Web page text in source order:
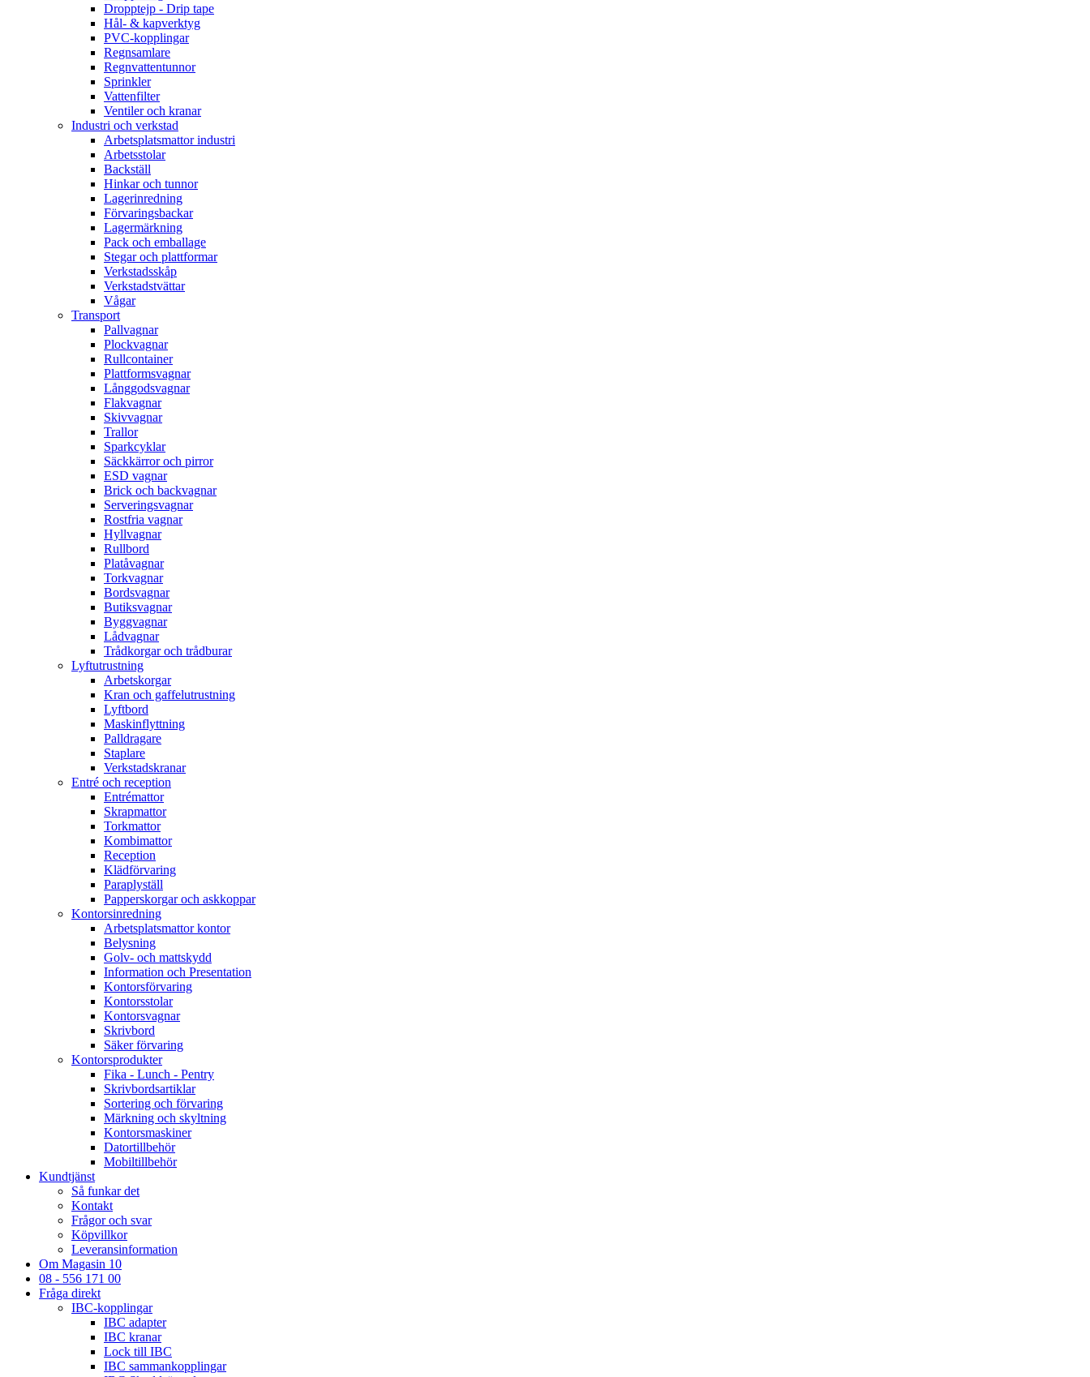
Dropptejp - Drip tape
Hål- & kapverktyg
PVC-kopplingar
Regnsamlare
Regnvattentunnor
Sprinkler
Vattenfilter
Ventiler och kranar
Industri och verkstad
Arbetsplatsmattor industri
Arbetsstolar
Backställ
Hinkar och tunnor
Lagerinredning
Förvaringsbackar
Lagermärkning
Pack och emballage
Stegar och plattformar
Verkstadsskåp
Verkstadstvättar
Vågar
Transport
Pallvagnar
Plockvagnar
Rullcontainer
Plattformsvagnar
Långgodsvagnar
Flakvagnar
Skivvagnar
Trallor
Sparkcyklar
Säckkärror och pirror
ESD vagnar
Brick och backvagnar
Serveringsvagnar
Rostfria vagnar
Hyllvagnar
Rullbord
Platåvagnar
Torkvagnar
Bordsvagnar
Butiksvagnar
Byggvagnar
Lådvagnar
Trådkorgar och trådburar
Lyftutrustning
Arbetskorgar
Kran och gaffelutrustning
Lyftbord
Maskinflyttning
Palldragare
Staplare
Verkstadskranar
Entré och reception
Entrémattor
Skrapmattor
Torkmattor
Kombimattor
Reception
Klädförvaring
Paraplyställ
Papperskorgar och askkoppar
Kontorsinredning
Arbetsplatsmattor kontor
Belysning
Golv- och mattskydd
Information och Presentation
Kontorsförvaring
Kontorsstolar
Kontorsvagnar
Skrivbord
Säker förvaring
Kontorsprodukter
Fika - Lunch - Pentry
Skrivbordsartiklar
Sortering och förvaring
Märkning och skyltning
Kontorsmaskiner
Datortillbehör
Mobiltillbehör
Kundtjänst
Så funkar det
Kontakt
Frågor och svar
Köpvillkor
Leveransinformation
Om Magasin 10
08 - 556 171 00
Fråga direkt
IBC-kopplingar
IBC adapter
IBC kranar
Lock till IBC
IBC sammankopplingar